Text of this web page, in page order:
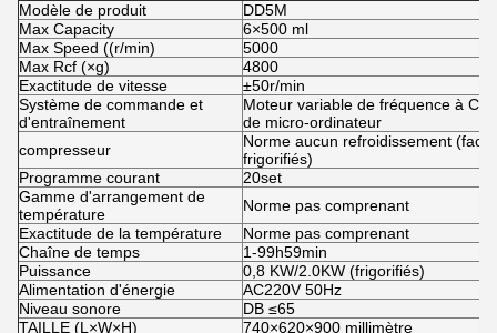
Modèle de produit
DD5M
Max Capacity
6×500 ml
Max Speed ((r/min)
5000
Max Rcf (×g)
4800
Exactitude de vitesse
±50r/min
Système de commande et
d'entraînement
Moteur variable de fréquence à
de micro-ordinateur
compresseur
Norme aucun refroidissement
frigorifiés)
Programme courant
20set
Gamme d'arrangement de
température
Norme pas comprenant
Exactitude de la température
Norme pas comprenant
Chaîne de temps
1-99h59min
Puissance
0,8 KW/2.0KW (frigorifiés)
Alimentation d'énergie
AC220V 50Hz
Niveau sonore
DB ≤65
TAILLE (L×W×H)
740×620×900 millimètre